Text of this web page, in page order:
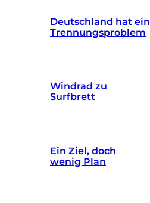
Deutschland hat ein
Trennungsproblem
Windrad zu
Surfbrett
Ein Ziel, doch
wenig Plan